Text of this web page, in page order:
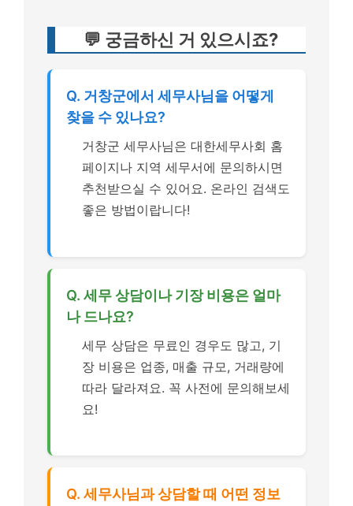
💬 궁금하신 거 있으시죠?
Q. 거창군에서 세무사님을 어떻게
찾을 수 있나요?
거창군 세무사님은 대한세무사회 홈
페이지나 지역 세무서에 문의하시면
추천받으실 수 있어요. 온라인 검색도
좋은 방법이랍니다!
Q. 세무 상담이나 기장 비용은 얼마
나 드나요?
세무 상담은 무료인 경우도 많고, 기
장 비용은 업종, 매출 규모, 거래량에
따라 달라져요. 꼭 사전에 문의해보세
요!
Q. 세무사님과 상담할 때 어떤 정보